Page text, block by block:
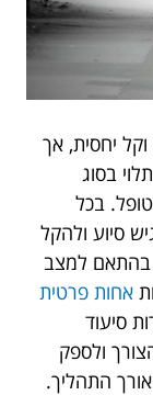
יחסית, אך
בסוג
בכל
סיוע ולהקל
בהתאם למצב
אחות פרטית
סיעוד
ולספק
התהליך.